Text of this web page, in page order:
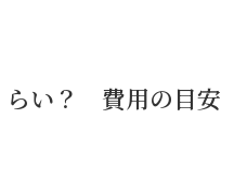
らい？ 費用の目安